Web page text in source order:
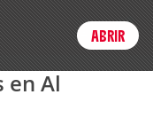
Login
en Al
ABRIR